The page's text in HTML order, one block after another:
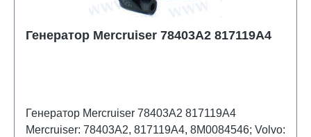
Генератор Mercruiser 78403A2 817119A4
Генератор Mercruiser 78403A2 817119A4
Mercruiser: 78403A2, 817119A4, 8M0084546; Volvo: